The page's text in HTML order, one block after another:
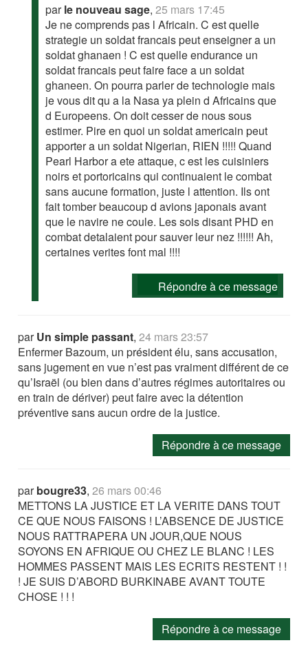
parle nouveau sage,25 mars 17:45
Je ne comprends pas l Africain. C est quelle
strategie un soldat francais peut enseigner a un
soldat ghanaen ! C est quelle endurance un
soldat francais peut faire face a un soldat
ghaneen. On pourra parler de technologie mais
je vous dit qu a la Nasa ya plein d Africains que
d Europeens. On doit cesser de nous sous
estimer. Pire en quoi un soldat americain peut
apporter a un soldat Nigerian, RIEN !!!!! Quand
Pearl Harbor a ete attaque, c est les cuisiniers
noirs et portoricains qui continuaient le combat
sans aucune formation, juste l attention. Ils ont
fait tomber beaucoup d avions japonais avant
que le navire ne coule. Les sois disant PHD en
combat detalaient pour sauver leur nez !!!!!! Ah,
certaines verites font mal !!!!
Répondre à ce message
parUn simple passant,24 mars 23:57
Enfermer Bazoum, un président élu, sans accusation,
sans jugement en vue n’est pas vraiment différent de ce
qu’Israël (ou bien dans d’autres régimes autoritaires ou
en train de dériver) peut faire avec la détention
préventive sans aucun ordre de la justice.
Répondre à ce message
parbougre33,26 mars 00:46
METTONS LA JUSTICE ET LA VERITE DANS TOUT
CE QUE NOUS FAISONS ! L’ABSENCE DE JUSTICE
NOUS RATTRAPERA UN JOUR,QUE NOUS
SOYONS EN AFRIQUE OU CHEZ LE BLANC ! LES
HOMMES PASSENT MAIS LES ECRITS RESTENT ! !
! JE SUIS D’ABORD BURKINABE AVANT TOUTE
CHOSE ! ! !
Répondre à ce message